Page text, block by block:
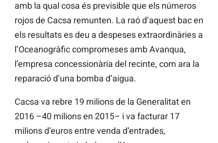
amb la qual cosa és previsible que els números
rojos de Cacsa remunten. La raó d’aquest bac en
els resultats es deu a despeses extraordinàries a
l’Oceanogràfic compromeses amb Avanqua,
l’empresa concessionària del recinte, com ara la
reparació d’una bomba d’aigua.
Cacsa va rebre 19 milions de la Generalitat en
2016 –40 milions en 2015– i va facturar 17
milions d’euros entre venda d’entrades,